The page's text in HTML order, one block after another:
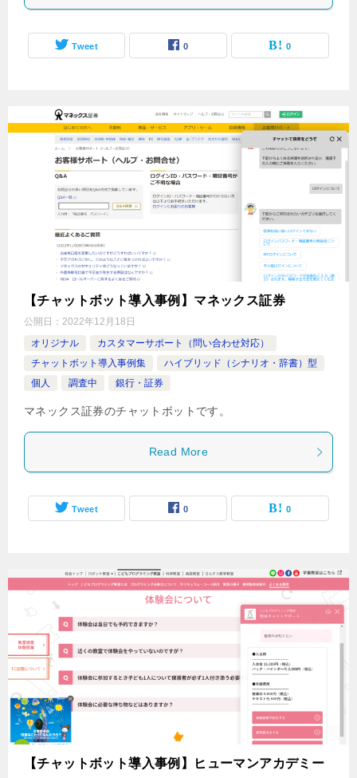
Tweet 0 0
【チャットボット導入事例】マネックス証券
公開日： 2022年12月18日
オリジナル
カスタマーサポート（問い合わせ対応）
チャットボット導入事例集
ハイブリッド（シナリオ・辞書）型
個人
調査中 銀行・証券
マネックス証券のチャットボットです。
Read More
Tweet 0 0
【チャットボット導入事例】ヒューマンアカデミー